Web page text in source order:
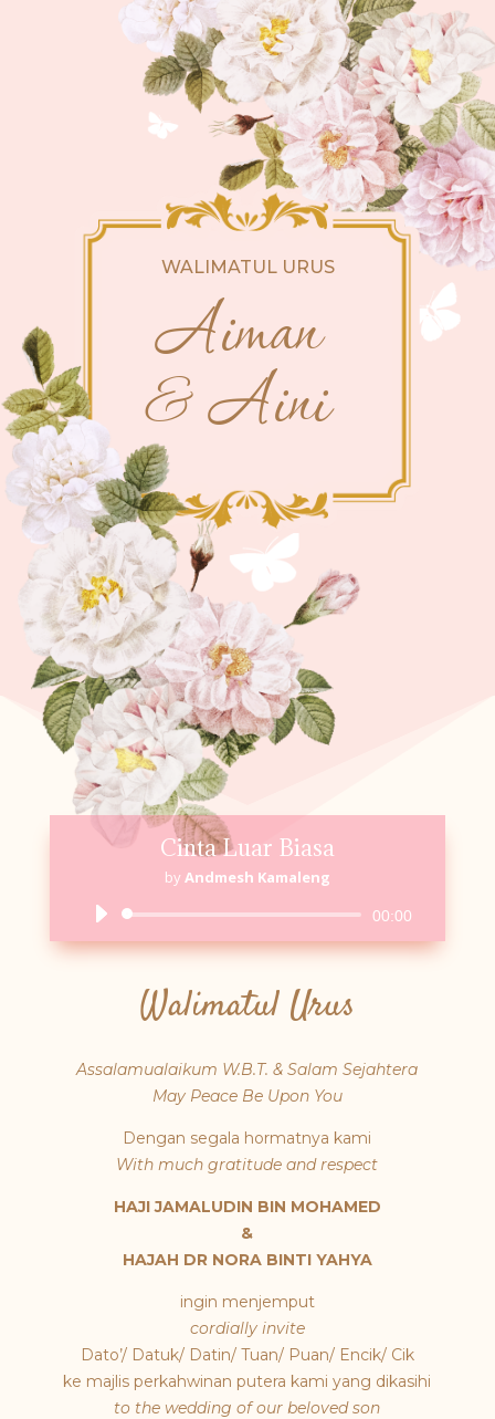
WALIMATUL URUS
Aiman
& Aini
Cinta Luar Biasa
by Andmesh Kamaleng
Audio
Player
00:00
Walimatul Urus
Assalamualaikum W.B.T. & Salam Sejahtera
May Peace Be Upon You
Dengan segala hormatnya kami
With much gratitude and respect
HAJI JAMALUDIN BIN MOHAMED
&
HAJAH DR NORA BINTI YAHYA
ingin menjemput
cordially invite
Dato’/ Datuk/ Datin/ Tuan/ Puan/ Encik/ Cik
ke majlis perkahwinan putera kami yang dikasihi
to the wedding of our beloved son